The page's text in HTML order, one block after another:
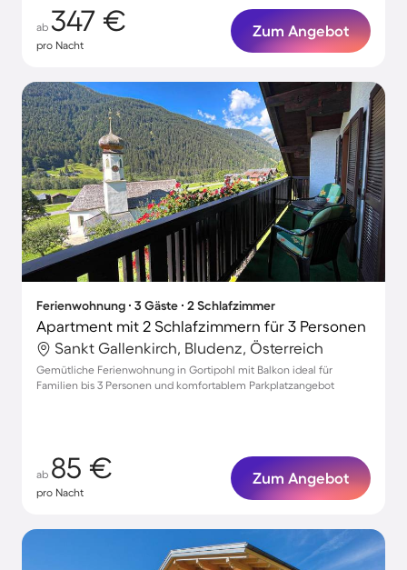
ab 347 €
pro Nacht
Zum Angebot
Ferienwohnung ∙ 3 Gäste ∙ 2 Schlafzimmer
Apartment mit 2 Schlafzimmern für 3 Personen
Sankt Gallenkirch, Bludenz, Österreich
Gemütliche Ferienwohnung in Gortipohl mit Balkon ideal für
Familien bis 3 Personen und komfortablem Parkplatzangebot
ab 85 €
pro Nacht
Zum Angebot